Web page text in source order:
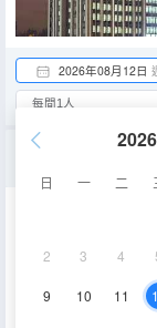
2026年08月12日
日 一 二
2 3 4
9 10 11